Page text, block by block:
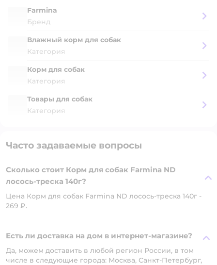
Farmina
Бренд
Влажный корм для собак
Категория
Корм для собак
Категория
Товары для собак
Категория
Часто задаваемые вопросы
Сколько стоит Корм для собак Farmina ND
лосось-треска 140г?
Цена Корм для собак Farmina ND лосось-треска 140г -
269 ₽.
Есть ли доставка на дом в интернет-магазине?
Да, можем доставить в любой регион России, в том
числе в следующие города: Москва, Санкт-Петербург,